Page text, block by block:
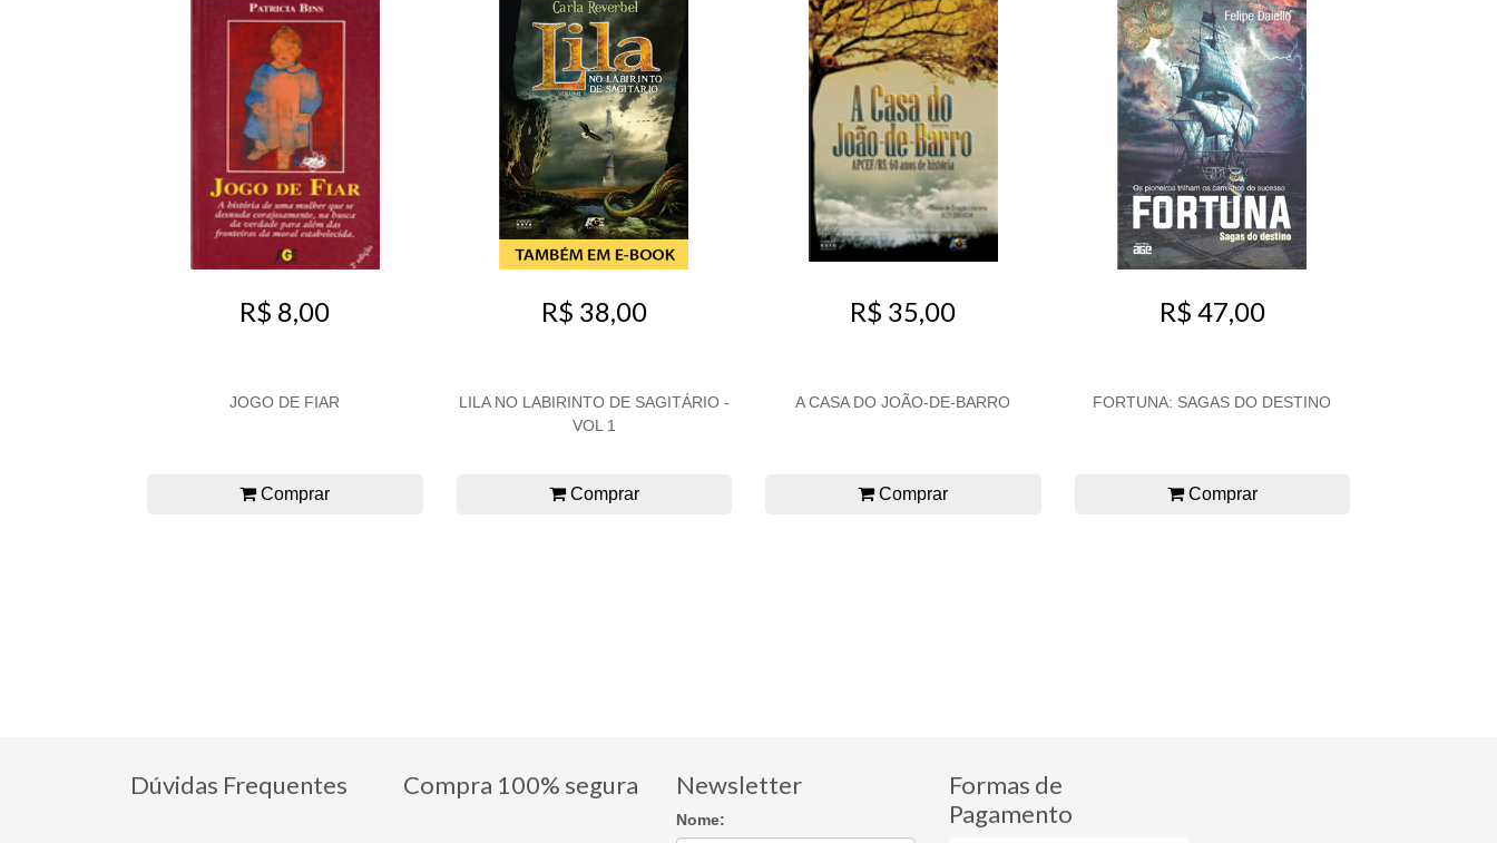
R$ 8,00
JOGO DE FIAR
Comprar
R$ 38,00
LILA NO LABIRINTO DE SAGITÁRIO -
VOL 1
Comprar
R$ 35,00
A CASA DO JOÃO-DE-BARRO
Comprar
R$ 47,00
FORTUNA: SAGAS DO DESTINO
Comprar
Dúvidas Frequentes Compra 100% segura Newsletter
Nome:
Formas de
Pagamento